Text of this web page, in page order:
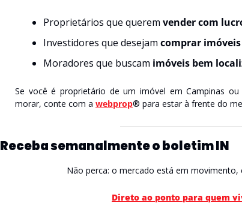
Proprietários que querem vender com
Investidores que desejam comprar
Moradores que buscam imóveis bem
Se você é proprietário de um imóvel em Campinas
morar, conte com a webprop® para estar à frente do
Receba semanalmente o boletim IN
Não perca: o mercado está em
Direto ao ponto para quem